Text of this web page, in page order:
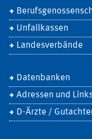
Unfallkassen
Landesverbände
Datenbanken
Adressen und
D-Ärzte /